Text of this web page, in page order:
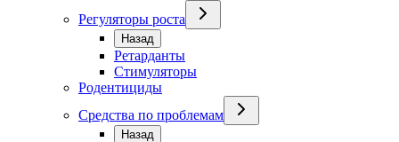
Регуляторы роста
Назад
Ретарданты
Стимуляторы
Родентициды
Средства по проблемам
Назад